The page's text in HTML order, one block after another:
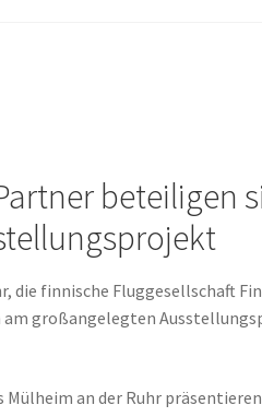
beteiligen
die finnische Fluggesellschaft
großangelegten
an der Ruhr